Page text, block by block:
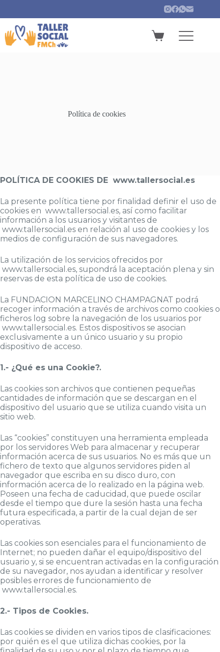
Política de cookies
POLÍTICA DE COOKIES DE www.tallersocial.es
La presente política tiene por finalidad definir el uso de
cookies en www.tallersocial.es, así como facilitar
información a los usuarios y visitantes de
www.tallersocial.es en relación al uso de cookies y los
medios de configuración de sus navegadores.
La utilización de los servicios ofrecidos por
www.tallersocial.es, supondrá la aceptación plena y sin
reservas de esta política de uso de cookies.
La FUNDACION MARCELINO CHAMPAGNAT podrá
recoger información a través de archivos como cookies o
ficheros log sobre la navegación de los usuarios por
www.tallersocial.es. Estos dispositivos se asocian
exclusivamente a un único usuario y su propio
dispositivo de acceso.
1.- ¿Qué es una Cookie?.
Las cookies son archivos que contienen pequeñas
cantidades de información que se descargan en el
dispositivo del usuario que se utiliza cuando visita un
sitio web.
Las “cookies” constituyen una herramienta empleada
por los servidores Web para almacenar y recuperar
información acerca de sus usuarios. No es más que un
fichero de texto que algunos servidores piden al
navegador que escriba en su disco duro, con
información acerca de lo realizado en la página web.
Poseen una fecha de caducidad, que puede oscilar
desde el tiempo que dure la sesión hasta una fecha
futura especificada, a partir de la cual dejan de ser
operativas.
Las cookies son esenciales para el funcionamiento de
Internet; no pueden dañar el equipo/dispositivo del
usuario y, si se encuentran activadas en la configuración
de su navegador, nos ayudan a identificar y resolver
posibles errores de funcionamiento de
www.tallersocial.es.
2.- Tipos de Cookies.
Las cookies se dividen en varios tipos de clasificaciones:
por quién es el que utiliza dichas cookies, por la